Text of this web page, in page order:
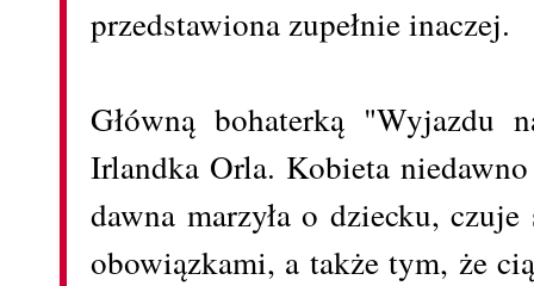
przedstawiona zupełnie inaczej.
Główną bohaterką "Wyjazdu
Irlandka Orla. Kobieta
dawna marzyła o dziecku,
obowiązkami, a także tym, że